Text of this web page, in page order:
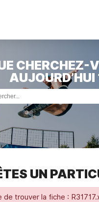
MAIRIE
&SERVICES
PLAISANCE
DE PRÉHISTOIRE
CHERCHEZ-
AUJOURD’HUI
UN
de trouver la fiche :